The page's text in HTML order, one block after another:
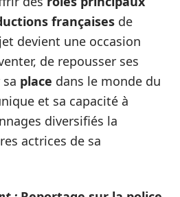
françaises de
devient une occasion
de repousser ses
place dans le monde du
et sa capacité à
diversifiés la
actrices de sa